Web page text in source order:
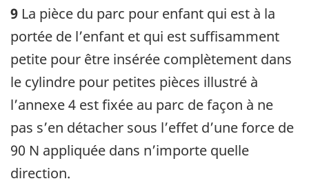
9 La pièce du parc pour enfant qui est à la
portée de l’enfant et qui est suffisamment
petite pour être insérée complètement dans
le cylindre pour petites pièces illustré à
l’annexe 4 est fixée au parc de façon à ne
pas s’en détacher sous l’effet d’une force de
90 N appliquée dans n’importe quelle
direction.